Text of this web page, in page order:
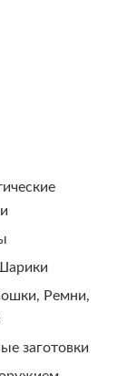
Ремни,
заготовки